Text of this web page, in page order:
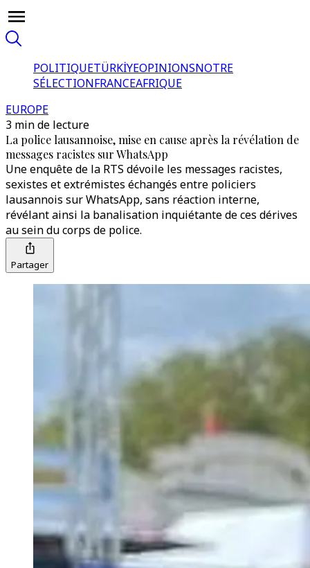
POLITIQUETÜRKİYEOPINIONSNOTRE
SÉLECTIONFRANCEAFRIQUE
EUROPE
3 min de lecture
La police lausannoise, mise en cause après la révélation de
messages racistes sur WhatsApp
Une enquête de la RTS dévoile les messages racistes,
sexistes et extrémistes échangés entre policiers
lausannois sur WhatsApp, sans réaction interne,
révélant ainsi la banalisation inquiétante de ces dérives
au sein du corps de police.
Partager